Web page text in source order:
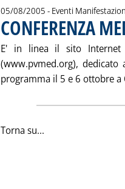
05/08/2005 - Eventi
CONFERENZA
E' in linea il sito Internet
(www.pvmed.org),
programma il 5 e 6 ottobre a
Torna su...